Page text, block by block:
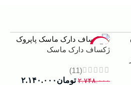
-22%
ژکساف دارک ماسک
(11)
۲.۷۴۸.۰۰۰ تومان ۲.۱۴۰.۰۰۰